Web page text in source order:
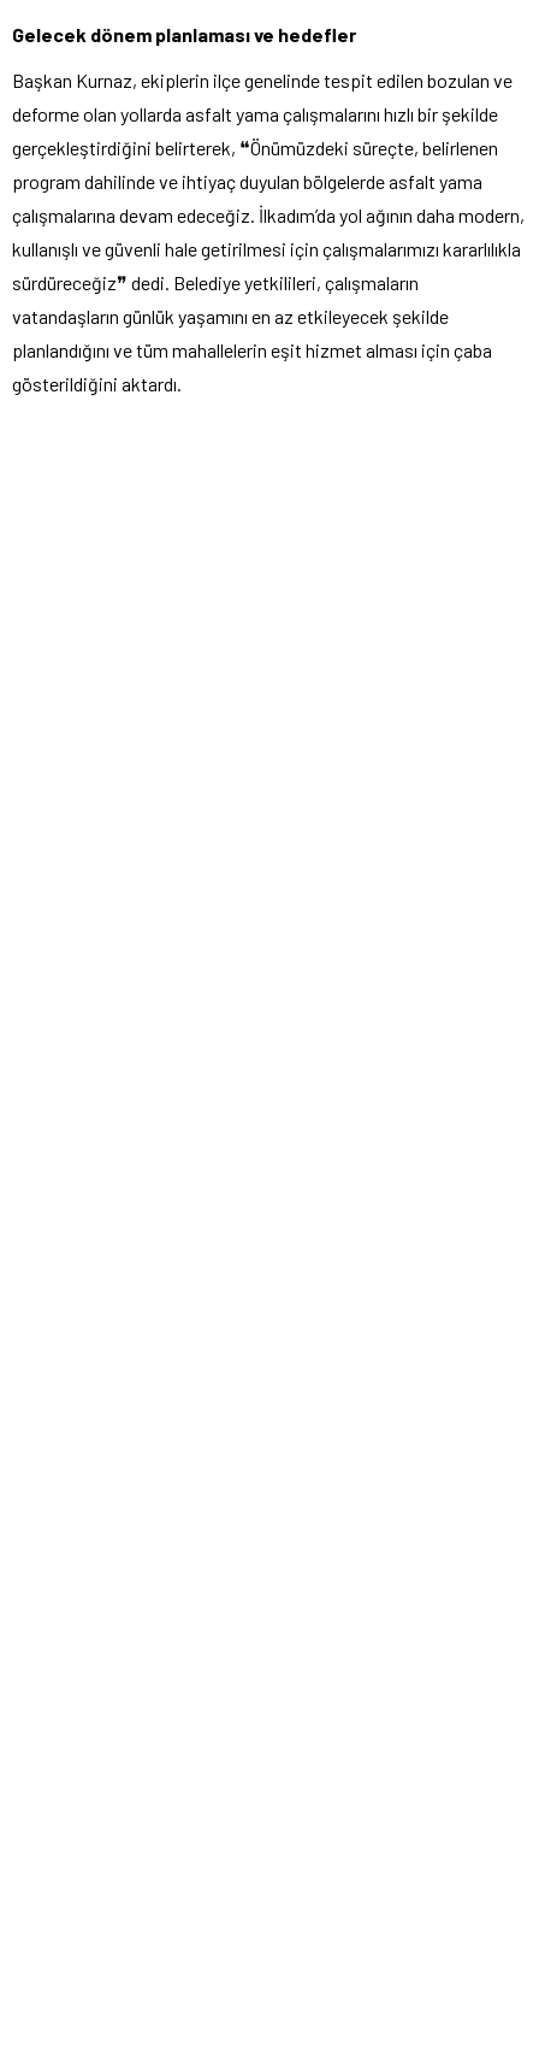
Gelecek dönem planlaması ve hedefler
Başkan Kurnaz, ekiplerin ilçe genelinde tespit edilen bozulan ve
deforme olan yollarda asfalt yama çalışmalarını hızlı bir şekilde
gerçekleştirdiğini belirterek, ❝Önümüzdeki süreçte, belirlenen
program dahilinde ve ihtiyaç duyulan bölgelerde asfalt yama
çalışmalarına devam edeceğiz. İlkadım’da yol ağının daha modern,
kullanışlı ve güvenli hale getirilmesi için çalışmalarımızı kararlılıkla
sürdüreceğiz❞ dedi. Belediye yetkilileri, çalışmaların
vatandaşların günlük yaşamını en az etkileyecek şekilde
planlandığını ve tüm mahallelerin eşit hizmet alması için çaba
gösterildiğini aktardı.